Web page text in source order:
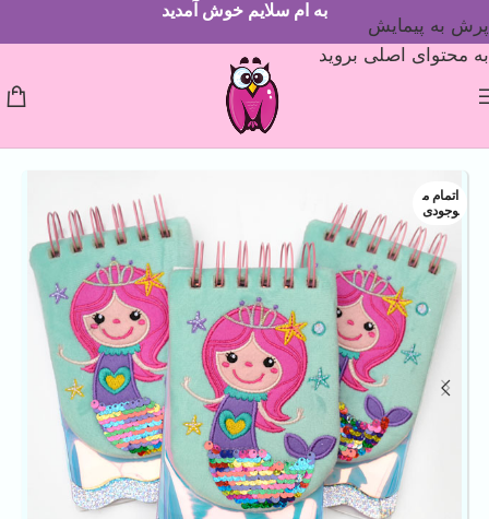
پرش به پیمایش
به محتوای اصلی بروید
به ام سلایم خوش آمدید
اتمام م
وجودی